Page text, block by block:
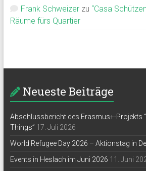
Frank Schweizerzu “Casa
Räume fürs Quartier
Neueste Beiträge
Abschlussbericht des Erasmus+-Projekts
Things” 17. Juli 2026
World Refugee Day 2026 – Aktionstag in
Events in Heslach im Juni 2026 11. Juni